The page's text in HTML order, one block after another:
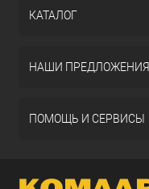
КАТАЛОГ
НАШИ ПРЕДЛОЖЕНИЯ
ПОМОЩЬ И СЕРВИСЫ